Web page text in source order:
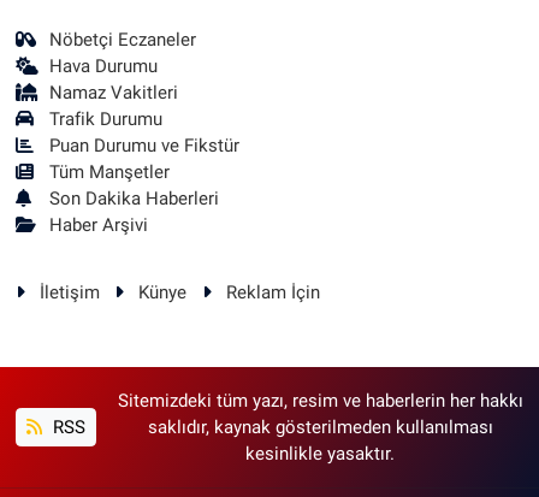
Nöbetçi Eczaneler
Hava Durumu
Namaz Vakitleri
Trafik Durumu
Puan Durumu ve Fikstür
Tüm Manşetler
Son Dakika Haberleri
Haber Arşivi
İletişim Künye Reklam İçin
RSS
Sitemizdeki tüm yazı, resim ve haberlerin her hakkı
saklıdır, kaynak gösterilmeden kullanılması
kesinlikle yasaktır.